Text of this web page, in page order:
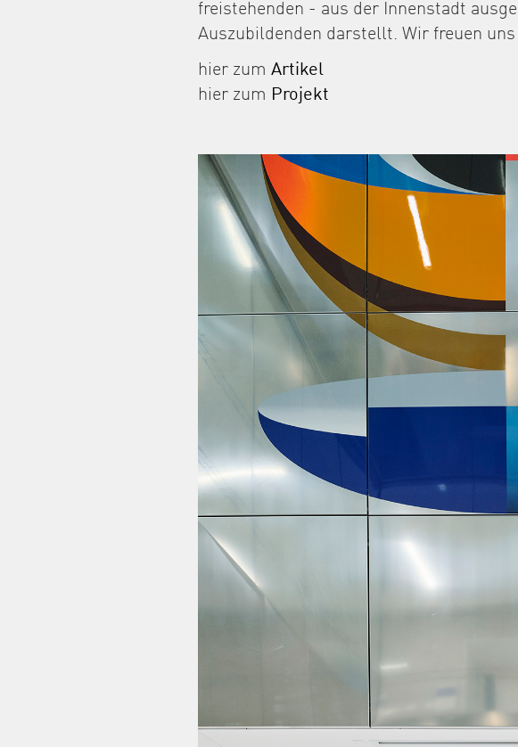
freistehenden - aus der Innenstadt
Auszubildenden darstellt. Wir freuen
hier zum Artikel
hier zum Projekt